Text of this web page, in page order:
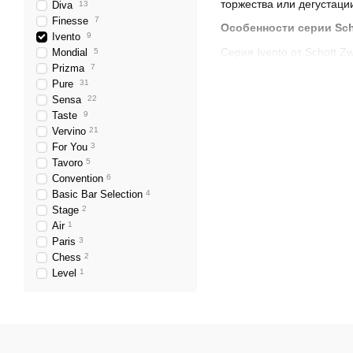
торжества или
Особенности серии
Серия Ivento от Schott
Diva 13
Finesse 7
Ivento 9
Mondial 5
Prizma 7
Pure 31
Sensa 22
Taste 9
Vervino 21
For You 3
Tavoro 5
Convention 6
Basic Bar Selection 4
Stage 2
Air 1
Paris 3
Chess 2
Level 1